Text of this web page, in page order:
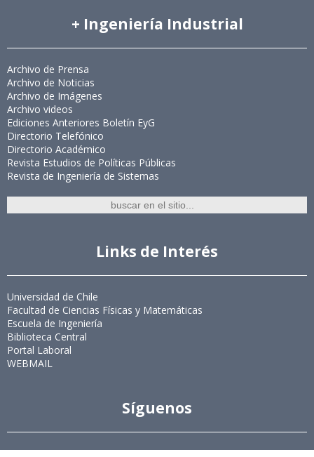
+ Ingeniería Industrial
Archivo de Prensa
Archivo de Noticias
Archivo de Imágenes
Archivo videos
Ediciones Anteriores Boletín EyG
Directorio Telefónico
Directorio Académico
Revista Estudios de Políticas Públicas
Revista de Ingeniería de Sistemas
Links de Interés
Universidad de Chile
Facultad de Ciencias Físicas y Matemáticas
Escuela de Ingeniería
Biblioteca Central
Portal Laboral
WEBMAIL
Síguenos